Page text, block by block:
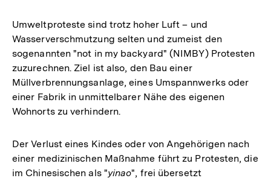
Umweltproteste sind trotz hoher Luft – und
Wasserverschmutzung selten und zumeist den
sogenannten "not in my backyard" (NIMBY) Protesten
zuzurechnen. Ziel ist also, den Bau einer
Müllverbrennungsanlage, eines Umspannwerks oder
einer Fabrik in unmittelbarer Nähe des eigenen
Wohnorts zu verhindern.
Der Verlust eines Kindes oder von Angehörigen nach
einer medizinischen Maßnahme führt zu Protesten, die
im Chinesischen als "yinao", frei übersetzt